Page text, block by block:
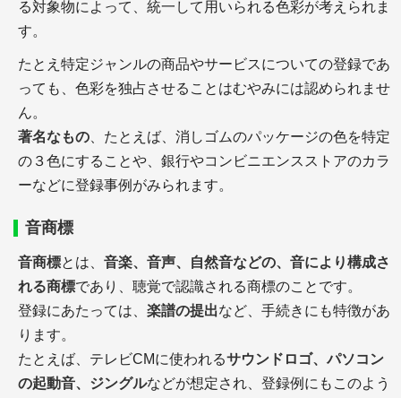
る対象物によって、統一して用いられる色彩が考えられま
す。
たとえ特定ジャンルの商品やサービスについての登録であ
っても、色彩を独占させることはむやみには認められませ
ん。
著名なもの 、たとえば、消しゴムのパッケージの色を特定
の３色にすることや、銀行やコンビニエンスストアのカラ
ーなどに登録事例がみられます。
音商標
音商標とは、 音楽、音声、自然音などの、音により構成さ
れる商標であり、聴覚で認識される商標のことです。
登録にあたっては、 楽譜の提出など、手続きにも特徴があ
ります。
たとえば、テレビCMに使われるサウンドロゴ、パソコン
の起動音、ジングルなどが想定され、登録例にもこのよう